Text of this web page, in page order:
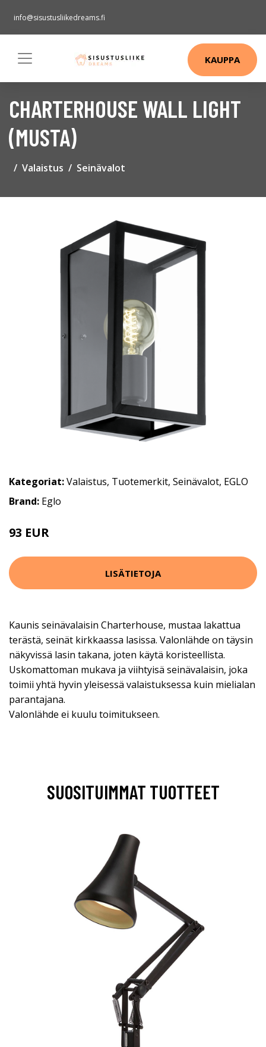
info@sisustusliikedreams.fi
KAUPPA
CHARTERHOUSE WALL LIGHT
(MUSTA)
Valaistus Seinävalot
Kategoriat:Valaistus, Tuotemerkit, Seinävalot, EGLO
Brand: Eglo
93 EUR
LISÄTIETOJA
Kaunis seinävalaisin Charterhouse, mustaa lakattua
terästä, seinät kirkkaassa lasissa. Valonlähde on täysin
näkyvissä lasin takana, joten käytä koristeellista.
Uskomattoman mukava ja viihtyisä seinävalaisin, joka
toimii yhtä hyvin yleisessä valaistuksessa kuin mielialan
parantajana.
Valonlähde ei kuulu toimitukseen.
SUOSITUIMMAT TUOTTEET